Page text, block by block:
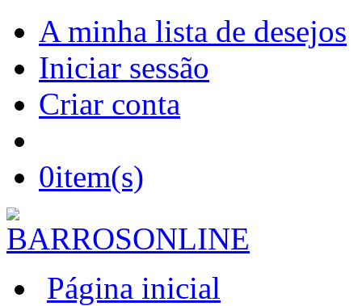
A minha lista de desejos
Iniciar sessão
Criar conta
0item(s)
Página inicial